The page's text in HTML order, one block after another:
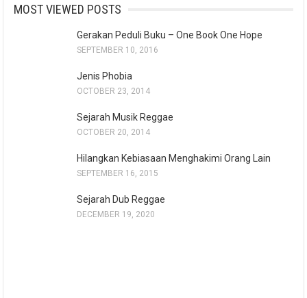
MOST VIEWED POSTS
Gerakan Peduli Buku – One Book One Hope
SEPTEMBER 10, 2016
Jenis Phobia
OCTOBER 23, 2014
Sejarah Musik Reggae
OCTOBER 20, 2014
Hilangkan Kebiasaan Menghakimi Orang Lain
SEPTEMBER 16, 2015
Sejarah Dub Reggae
DECEMBER 19, 2020